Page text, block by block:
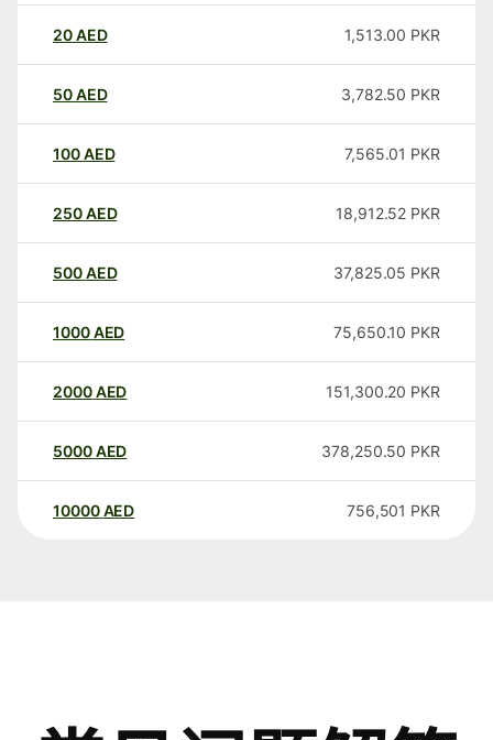
20AED 1,513.00 PKR
50AED 3,782.50 PKR
100AED 7,565.01 PKR
250AED 18,912.52 PKR
500AED 37,825.05 PKR
1000AED 75,650.10 PKR
2000AED 151,300.20 PKR
5000AED 378,250.50 PKR
10000 AED 756,501 PKR